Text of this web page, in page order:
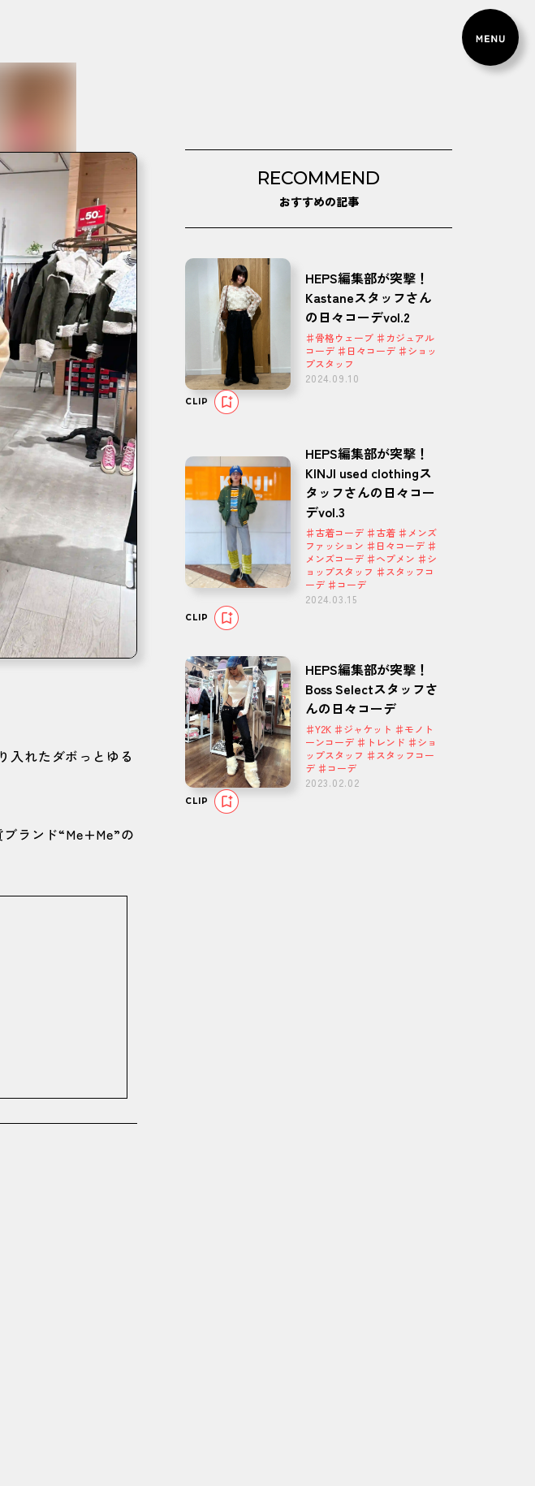
入れたダボっとゆる
ランド“Me+Me”の
RECOMMEND
おすすめの記事
HEPS編集部が突撃！
Kastaneスタッフさん
の日々コーデvol.2
♯骨格ウェーブ ♯カジュアル
コーデ ♯日々コーデ ♯ショッ
プスタッフ
2024.09.10
CLIP
HEPS編集部が突撃！
KINJI used clothingス
タッフさんの日々コー
デvol.3
♯古着コーデ ♯古着 ♯メンズ
ファッション ♯日々コーデ ♯
メンズコーデ ♯ヘプメン ♯シ
ョップスタッフ ♯スタッフコ
ーデ ♯コーデ
2024.03.15
CLIP
HEPS編集部が突撃！
Boss Selectスタッフさ
んの日々コーデ
♯Y2K ♯ジャケット ♯モノト
ーンコーデ ♯トレンド ♯ショ
ップスタッフ ♯スタッフコー
デ ♯コーデ
2023.02.02
CLIP